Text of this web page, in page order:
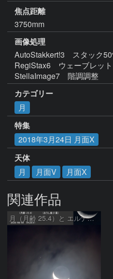
焦点距離
3750mm
画像処理
AutoStakkert!3　スタック
RegiStax6　ウェーブレット
StellaImage7　階調調整
カテゴリー
月
特集
2018年3月24日 月面X
天体
月
月面V 月面X
関連作品
月（月齢 25.4）と エルナト（おうし座β星）